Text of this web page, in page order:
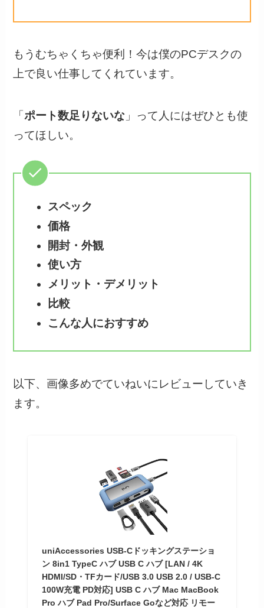
もうむちゃくちゃ便利！今は僕のPCデスクの
上で良い仕事してくれています。
「ポート数足りないな 」って人にはぜひとも使
ってほしい。
スペック
価格
開封・外観
使い方
メリット・デメリット
比較
こんな人におすすめ
以下、画像多めでていねいにレビューしていき
ます。
uniAccessories USB-Cドッキングステーショ
ン 8in1 TypeC ハブ USB C ハブ [LAN / 4K
HDMI/SD・TFカード/USB 3.0 USB 2.0 / USB-C
100W充電 PD対応] USB C ハブ Mac MacBook
Pro ハブ Pad Pro/Surface Goなど対応 リモー